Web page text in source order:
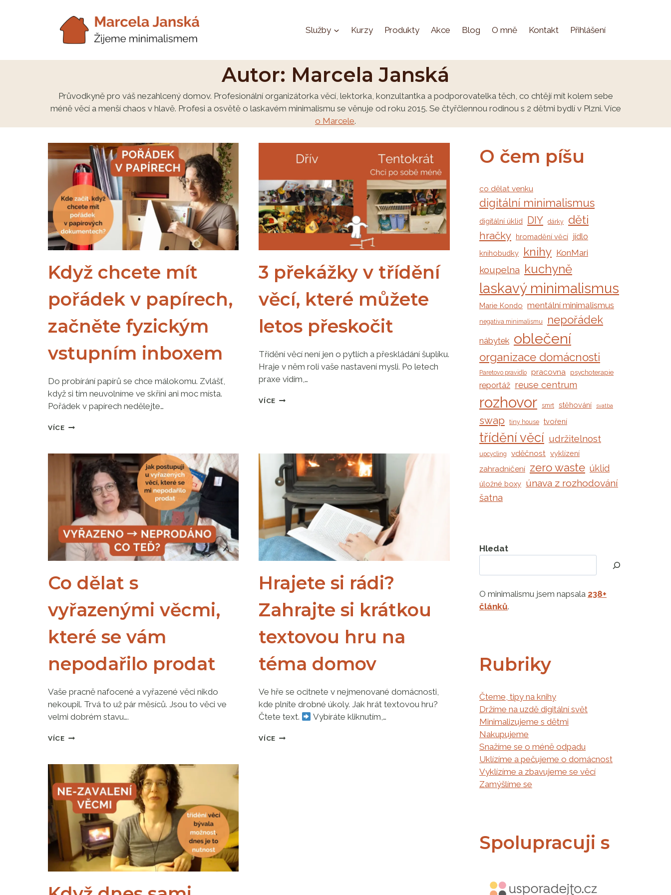
Služby Kurzy Produkty Akce Blog O mně Kontakt Přihlášení
Autor: Marcela Janská
Průvodkyně pro váš nezahlcený domov. Profesionální organizátorka věcí, lektorka, konzultantka a podporovatelka těch, co chtějí mít kolem sebe
méně věcí a menší chaos v hlavě. Profesi a osvětě o laskavém minimalismu se věnuje od roku 2015. Se čtyřčlennou rodinou s 2 dětmi bydlí v Plzni. Více
o Marcele.
Když chcete mít
pořádek v papírech,
začněte fyzickým
vstupním inboxem
­Do probírání papírů se chce málokomu. Zvlášť,
když si tím neuvolníme ve skříni ani moc místa.
Pořádek v papírech nedělejte…
VÍCEKDYŽ
POŘÁDEK
PAPÍRECH,
ZAČNĚTE
FYZICKÝM
VSTUPNÍM
INBOXEM
3 překážky v třídění
věcí, které můžete
letos přeskočit
Třídění věcí není jen o pytlích a přeskládání šuplíku.
Hraje v něm roli vaše nastavení mysli. Po letech
praxe vidím,…
VÍCE3
MŮŽETE
LETOS
PŘESKOČIT
Co dělat s
vyřazenými věcmi,
které se vám
nepodařilo prodat
Vaše pracně nafocené a vyřazené věci nikdo
nekoupil. Trvá to už pár měsíců. Jsou to věci ve
velmi dobrém stavu….
VÍCECO
VYŘAZENÝMI
VĚCMI,
KTERÉ
SE
VÁM
NEPODAŘILO
PRODAT
Hrajete si rádi?
Zahrajte si krátkou
textovou hru na
téma domov
Ve hře se ocitnete v nejmenované domácnosti,
kde plníte drobné úkoly. Jak hrát textovou hru?
Čtete text.
Vybíráte kliknutím,…
VÍCEHRAJETE
O čem píšu
co dělat venku
digitální minimalismus
digitální úklid DIY dárky děti
hračky hromadění věcí jídlo
knihobudky knihy KonMari
koupelna kuchyně
laskavý minimalismus
Marie Kondo mentální minimalismus
negativa minimalismu nepořádek
nábytek oblečení
organizace domácnosti
Paretovo pravidlo pracovna psychoterapie
reportáž reuse centrum
rozhovor smrt stěhování svatba
swap tiny house tvoření
třídění věcí udržitelnost
upcycling vděčnost vyklízení
zahradničení zero waste úklid
úložné boxy únava z rozhodování
šatna
Hledat
O minimalismu jsem napsala 238+
článků.
Rubriky
Čteme, tipy na knihy
Držíme na uzdě digitální svět
Minimalizujeme s dětmi
Nakupujeme
Snažíme se o méně odpadu
Uklízíme a pečujeme o domácnost
Vyklízíme a zbavujeme se věcí
Zamýšlíme se
Spolupracuji s